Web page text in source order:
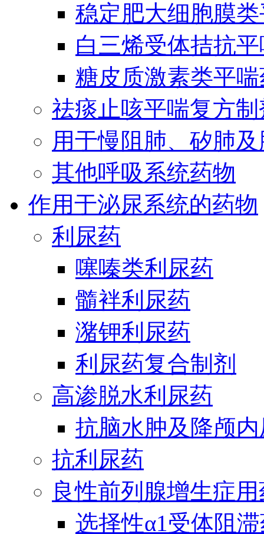
稳定肥大细胞膜
白三烯受体拮抗
糖皮质激素类平
祛痰止咳平喘复方制
用于慢阻肺、矽肺
其他呼吸系统药物
作用于泌尿系统的药物
利尿药
噻嗪类利尿药
髓袢利尿药
潴钾利尿药
利尿药复合制剂
高渗脱水利尿药
抗脑水肿及降颅
抗利尿药
良性前列腺增生症
选择性α1受体阻